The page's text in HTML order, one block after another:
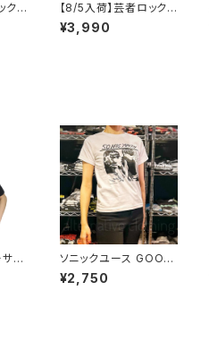
クス
Ｇ
ラ
【8/5入荷】芸者ロックス
ゲイシャ GEISHA RO
CKS 階Ｇ子&オルタナ
¥3,990
ム
カ
ソニックユース GOO
半袖Ｔシャツ SONIC Y
OUTH 白 メンズ レディ
¥2,750